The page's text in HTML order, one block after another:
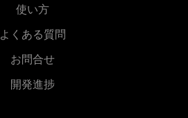
使い方
よくある質問
お問合せ
開発進捗